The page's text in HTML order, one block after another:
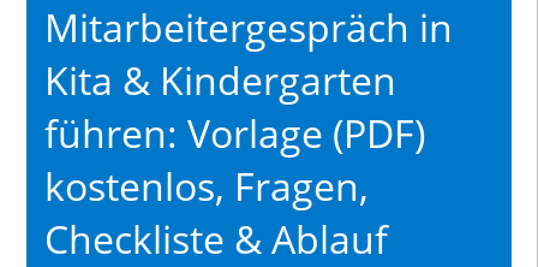
Mitarbeitergespräch in
Kita & Kindergarten
führen: Vorlage (PDF)
kostenlos, Fragen,
Checkliste & Ablauf